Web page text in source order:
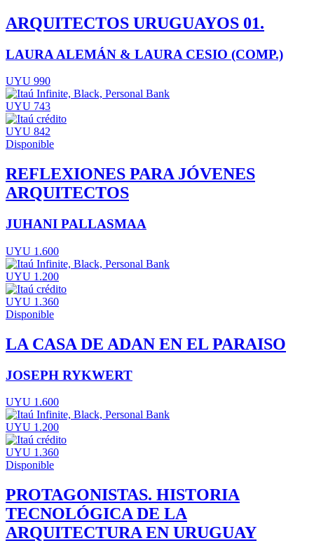
ARQUITECTOS URUGUAYOS 01.
LAURA ALEMÁN & LAURA CESIO (COMP.)
UYU 990
UYU 743
UYU 842
Disponible
REFLEXIONES PARA JÓVENES
ARQUITECTOS
JUHANI PALLASMAA
UYU 1.600
UYU 1.200
UYU 1.360
Disponible
LA CASA DE ADAN EN EL PARAISO
JOSEPH RYKWERT
UYU 1.600
UYU 1.200
UYU 1.360
Disponible
PROTAGONISTAS. HISTORIA
TECNOLÓGICA DE LA
ARQUITECTURA EN URUGUAY